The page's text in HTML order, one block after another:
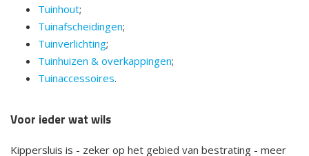
Tuinhout;
Tuinafscheidingen;
Tuinverlichting;
Tuinhuizen & overkappingen;
Tuinaccessoires.
Voor ieder wat wils
Kippersluis is - zeker op het gebied van bestrating - meer